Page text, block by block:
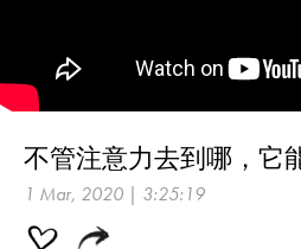
不管注意力去到哪，它
1 Mar, 2020 | 3:25:19